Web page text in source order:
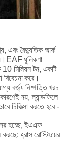
এবং বৈদ্যুতিক আর্ক
ধূলিকণা
10 মিলিয়ন টন, একটি
বিবেচনা করে।
বর্জ্য নিষ্পত্তি খরচ
নয়, ল্যান্ডফিলে
চিকিত্সা করতে হবে -
হচ্ছে, ইএএফ
হ্রাস রোস্টিংয়ের